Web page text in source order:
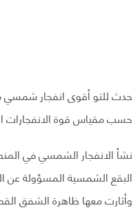
حسب مقياس قوة الانفجارات
البقع الشمسية المسؤولة
وأثارت معها ظاهرة الشفق